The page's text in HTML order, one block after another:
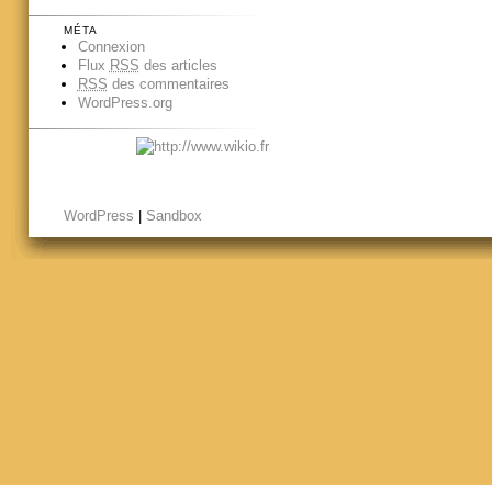
MÉTA
Connexion
Flux RSS des articles
RSS des commentaires
WordPress.org
WordPress Sandbox